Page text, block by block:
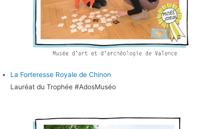
La Forteresse Royale de Chinon
Lauréat du Trophée #AdosMuséo